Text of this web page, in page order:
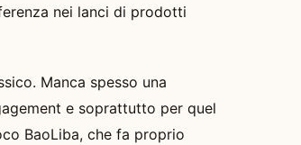
nei lanci di prodotti
Manca spesso una
e soprattutto per quel
BaoLiba, che fa proprio